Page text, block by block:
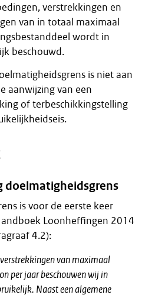
verstrekkingen en
van in totaal maximaal
wordt in
beschouwd.
is niet aan
aanwijzing van een
of terbeschikkingstelling
doelmatigheidsgrens
is voor de eerste keer
Loonheffingen 2014
4.2):
van maximaal
per jaar beschouwen wij in
Naast een algemene